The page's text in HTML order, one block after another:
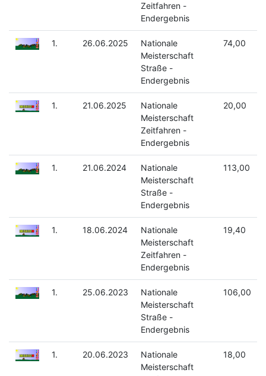
Zeitfahren -
Endergebnis
1. 26.06.2025
Nationale
Meisterschaft
Straße -
Endergebnis
74,00
1. 21.06.2025
Nationale
Meisterschaft
Zeitfahren -
Endergebnis
20,00
1. 21.06.2024
Nationale
Meisterschaft
Straße -
Endergebnis
113,00
1. 18.06.2024
Nationale
Meisterschaft
Zeitfahren -
Endergebnis
19,40
1. 25.06.2023
Nationale
Meisterschaft
Straße -
Endergebnis
106,00
1. 20.06.2023
Nationale
Meisterschaft
18,00